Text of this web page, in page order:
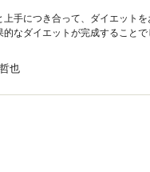
上手につき合って、ダイエット
的なダイエットが完成すること
也